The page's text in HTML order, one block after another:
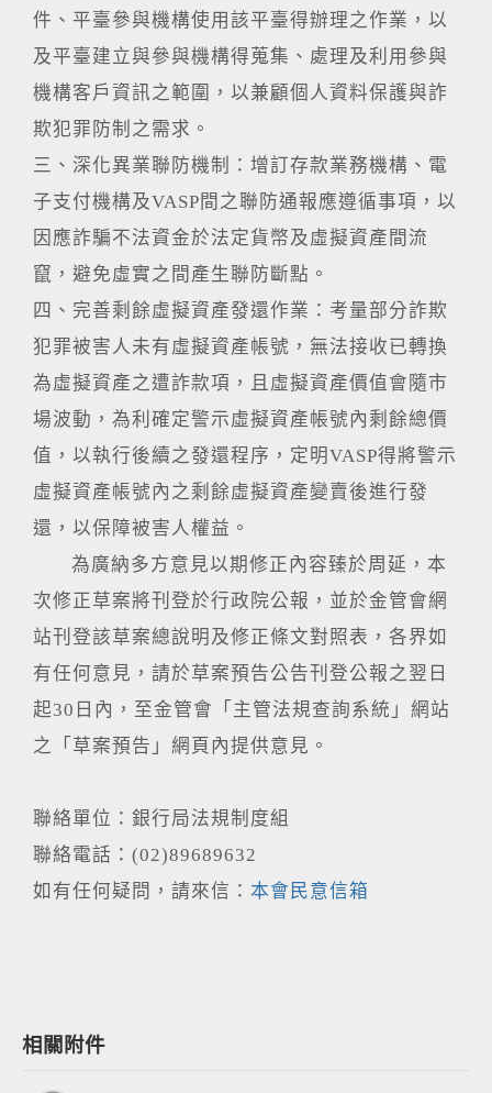
件、平臺參與機構使用該平臺得辦理之作業，以
及平臺建立與參與機構得蒐集、處理及利用參與
機構客戶資訊之範圍，以兼顧個人資料保護與詐
欺犯罪防制之需求。
三、深化異業聯防機制：增訂存款業務機構、電
子支付機構及VASP間之聯防通報應遵循事項，以
因應詐騙不法資金於法定貨幣及虛擬資產間流
竄，避免虛實之間產生聯防斷點。
四、完善剩餘虛擬資產發還作業：考量部分詐欺
犯罪被害人未有虛擬資產帳號，無法接收已轉換
為虛擬資產之遭詐款項，且虛擬資產價值會隨市
場波動，為利確定警示虛擬資產帳號內剩餘總價
值，以執行後續之發還程序，定明VASP得將警示
虛擬資產帳號內之剩餘虛擬資產變賣後進行發
還，以保障被害人權益。
為廣納多方意見以期修正內容臻於周延，本
次修正草案將刊登於行政院公報，並於金管會網
站刊登該草案總說明及修正條文對照表，各界如
有任何意見，請於草案預告公告刊登公報之翌日
起30日內，至金管會「主管法規查詢系統」網站
之「草案預告」網頁內提供意見。
聯絡單位：銀行局法規制度組
聯絡電話：(02)89689632
如有任何疑問，請來信： 本會民意信箱
相關附件